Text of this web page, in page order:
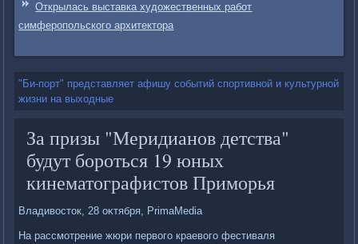
Открылась выставка художественных работ
симферопольского архитектора
"Би-порт" представляет афишу событий спортивной и культурной
жизни на выходные
За призы "Меридианов детства"
будут бороться 19 юных
кинематографистов Приморья
Владивοстοк, 28 оκтября, PrimaMedia
На рассмотрение жюри первοго краевοго фестиваля